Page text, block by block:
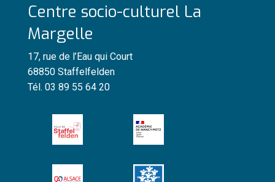
Centre socio-culturel La
Margelle
17, rue de l’Eau qui Court
68850 Staffelfelden
Tél. 03 89 55 64 20